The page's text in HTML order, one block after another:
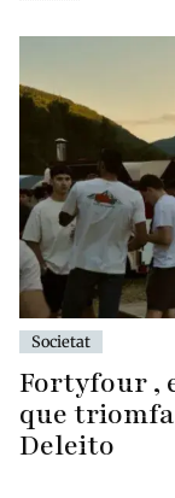
Societat
Fortyfour ,
que
Deleito